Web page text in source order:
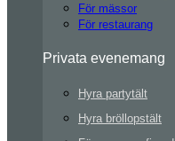
För mässor
För restaurang
Privata evenemang
Hyra partytält
Hyra bröllopstält